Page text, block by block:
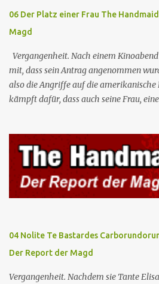
liegt, wird Comma...
06 Der Platz einer Frau The
Magd
Vergangenheit. Nach einem
mit, dass sein Antrag angenommen
also die Angriffe auf die amerikanische
kämpft dafür, dass auch seine Frau,
Teilnahme von Frauen weiterhin
Waterfords beherbergen eine
Gilead lebenswichtiges
Botschafterin Castillo konfrontiert
Platz einer Frau”, das als Manifest von
oberstes Gut die Fortpflanzung ist. June
wo Serena stolz die „Kinder von Gilead”
Gelegenheit, mit Castillo unter vier
04 Nolite Te Bastardes
Der Report der Magd
Vergangenheit. Nachdem sie Tante